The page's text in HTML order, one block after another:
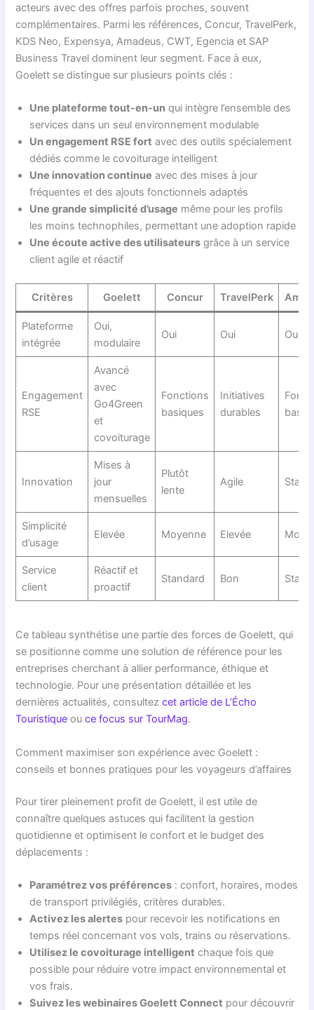
acteurs avec des offres parfois proches, souvent
complémentaires. Parmi les références, Concur, TravelPerk,
KDS Neo, Expensya, Amadeus, CWT, Egencia et SAP
Business Travel dominent leur segment. Face à eux,
Goelett se distingue sur plusieurs points clés :
Une plateforme tout-en-un qui intègre l’ensemble des
services dans un seul environnement modulable
Un engagement RSE fort avec des outils spécialement
dédiés comme le covoiturage intelligent
Une innovation continue avec des mises à jour
fréquentes et des ajouts fonctionnels adaptés
Une grande simplicité d’usage même pour les profils
les moins technophiles, permettant une adoption rapide
Une écoute active des utilisateurs grâce à un service
client agile et réactif
Critères Goelett Concur TravelPerk
Plateforme
intégrée
Oui,
modulaire
Oui Oui Oui
Engagement
RSE
Avancé
avec
Go4Green
et
covoiturage
Fonctions
basiques
Initiatives
durables
Innovation
Mises à
jour
mensuelles
Plutôt
lente
Agile Stable
Simplicité
d’usage
Elevée Moyenne Elevée
Service
client
Réactif et
proactif
Standard Bon
Ce tableau synthétise une partie des forces de Goelett, qui
se positionne comme une solution de référence pour les
entreprises cherchant à allier performance, éthique et
technologie. Pour une présentation détaillée et les
dernières actualités, consultezcet article de L’Écho
Touristique ouce focus sur TourMag.
Comment maximiser son expérience avec Goelett :
conseils et bonnes pratiques pour les voyageurs d’affaires
Pour tirer pleinement profit de Goelett, il est utile de
connaître quelques astuces qui facilitent la gestion
quotidienne et optimisent le confort et le budget des
déplacements :
Paramétrez vos préférences : confort, horaires, modes
de transport privilégiés, critères durables.
Activez les alertes pour recevoir les notifications en
temps réel concernant vos vols, trains ou réservations.
Utilisez le covoiturage intelligent chaque fois que
possible pour réduire votre impact environnemental et
vos frais.
Suivez les webinaires Goelett Connect pour découvrir